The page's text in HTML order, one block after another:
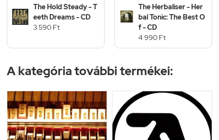
The Hold Steady - T
eeth Dreams - CD
3 590 Ft
The Herbaliser - Her
bal Tonic: The Best O
f - CD
4 990 Ft
A kategória további termékei: